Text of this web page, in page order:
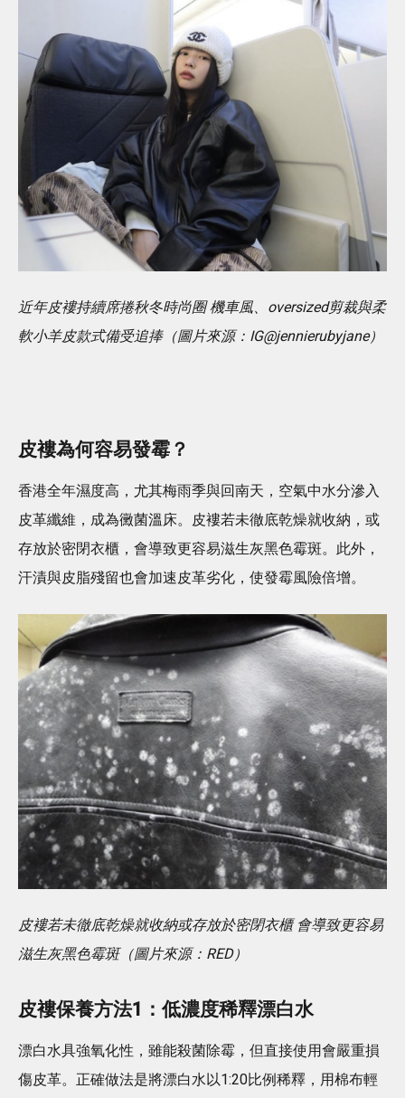
近年皮褸持續席捲秋冬時尚圈 機車風、oversized剪裁與柔
軟小羊皮款式備受追捧（圖片來源：IG@jennierubyjane）
皮褸為何容易發霉？
香港全年濕度高，尤其梅雨季與回南天，空氣中水分滲入
皮革纖維，成為黴菌溫床。皮褸若未徹底乾燥就收納，或
存放於密閉衣櫃，會導致更容易滋生灰黑色霉斑。此外，
汗漬與皮脂殘留也會加速皮革劣化，使發霉風險倍增。
皮褸若未徹底乾燥就收納或存放於密閉衣櫃 會導致更容易
滋生灰黑色霉斑（圖片來源：RED）
皮褸保養方法1：低濃度稀釋漂白水
漂白水具強氧化性，雖能殺菌除霉，但直接使用會嚴重損
傷皮革。正確做法是將漂白水以1:20比例稀釋，用棉布輕